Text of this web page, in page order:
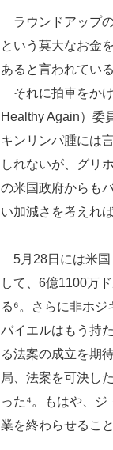
ラウンドアップ
という莫大なお金
あると言われている
それに拍車をか
Healthy Again）委
キンリンパ腫には
しれないが、グリ
の米国政府からも
い加減さを考えれ
5月28日には米国
して、6億1100万
る⁶。さらに非ホ
バイエルはもう持
る法案の成立を期
局、法案を可決し
った⁴。もはや、
業を終わらせるこ